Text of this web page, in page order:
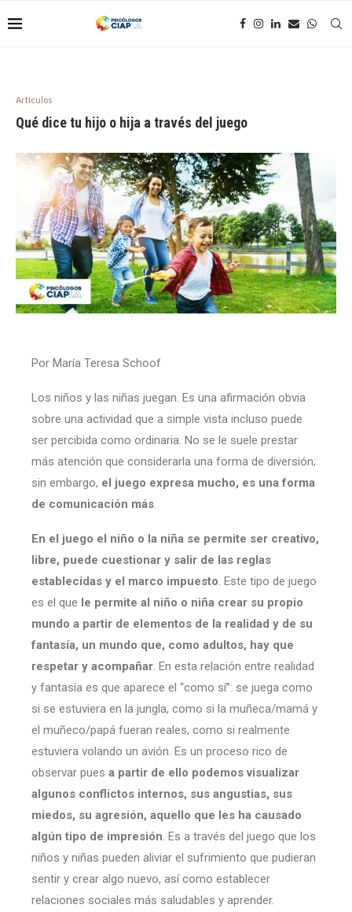
Artículos
Qué dice tu hijo o hija a través del juego
Por María Teresa Schoof
Los niños y las niñas juegan. Es una afirmación obvia
sobre una actividad que a simple vista incluso puede
ser percibida como ordinaria. No se le suele prestar
más atención que considerarla una forma de diversión;
sin embargo, el juego expresa mucho, es una forma
de comunicación más.
En el juego el niño o la niña se permite ser creativo,
libre, puede cuestionar y salir de las reglas
establecidas y el marco impuesto. Este tipo de juego
es el que le permite al niño o niña crear su propio
mundo a partir de elementos de la realidad y de su
fantasía, un mundo que, como adultos, hay que
respetar y acompañar. En esta relación entre realidad
y fantasía es que aparece el “como sí”: se juega como
si se estuviera en la jungla, como si la muñeca/mamá y
el muñeco/papá fueran reales, como si realmente
estuviera volando un avión. Es un proceso rico de
observar pues a partir de ello podemos visualizar
algunos conflictos internos, sus angustias, sus
miedos, su agresión, aquello que les ha causado
algún tipo de impresión. Es a través del juego que los
niños y niñas pueden aliviar el sufrimiento que pudieran
sentir y crear algo nuevo, así como establecer
relaciones sociales más saludables y aprender.